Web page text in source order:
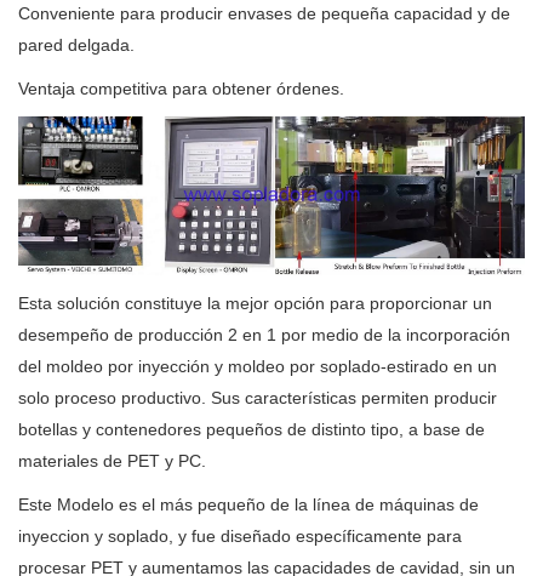
Conveniente para producir envases de pequeña capacidad y de
pared delgada.
Ventaja competitiva para obtener órdenes.
Esta solución constituye la mejor opción para proporcionar un
desempeño de producción 2 en 1 por medio de la incorporación
del moldeo por inyección y moldeo por soplado-estirado en un
solo proceso productivo. Sus características permiten producir
botellas y contenedores pequeños de distinto tipo, a base de
materiales de PET y PC.
Este Modelo es el más pequeño de la línea de máquinas de
inyeccion y soplado, y fue diseñado específicamente para
procesar PET y aumentamos las capacidades de cavidad, sin un